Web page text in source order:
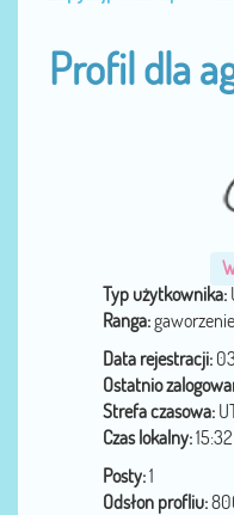
Profil dla
Typ użytkownika:
Ranga:gaworzenie
Data rejestracji:
Ostatnio
Strefa czasowa:
Czas lokalny:15:32
Posty:1
Odsłon profliu: